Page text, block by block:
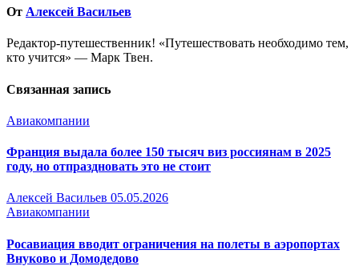
От Алексей Васильев
Редактор-путешественник! «Путешествовать необходимо тем,
кто учится» — Марк Твен.
Связанная запись
Авиакомпании
Франция выдала более 150 тысяч виз россиянам в 2025
году, но отпраздновать это не стоит
Алексей Васильев 05.05.2026
Авиакомпании
Росавиация вводит ограничения на полеты в аэропортах
Внуково и Домодедово